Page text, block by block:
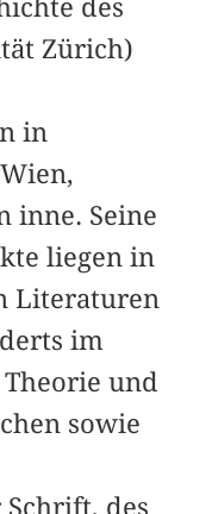
des
Zürich)
in
inne. Seine
liegen in
Literaturen
im
und
sowie
Schrift, des